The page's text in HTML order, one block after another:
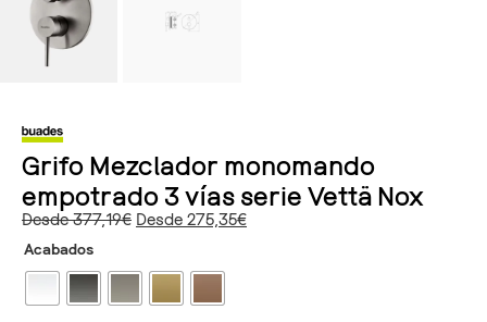
Grifo Mezclador monomando
empotrado 3 vías serie Vettä Nox
Desde377,19€ Desde 275,35€
Acabados